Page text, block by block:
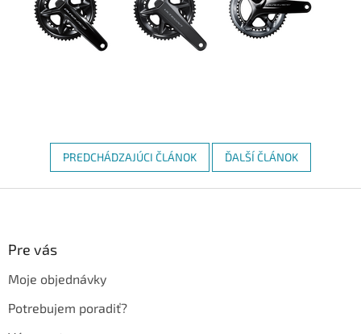
PREDCHÁDZAJÚCI ČLÁNOK ĎALŠÍ ČLÁNOK
Pre vás
Moje objednávky
Potrebujem poradiť?